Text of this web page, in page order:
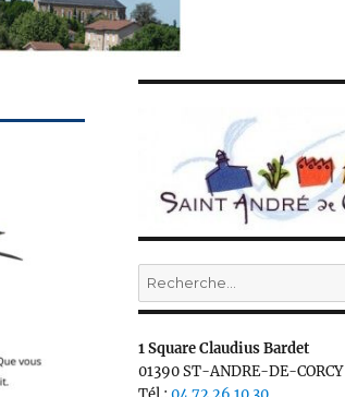
Recherche
pour :
1 Square Claudius Bardet
01390 ST-ANDRE-DE-CORCY